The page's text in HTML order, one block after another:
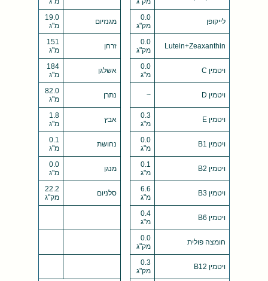
לייקופן
0.0
מק"ג
מגנזיום
19.0
מ"ג
Lutein+Zeaxanthin
0.0
מק"ג
זרחן
151
מ"ג
ויטמין C
0.0
מ"ג
אשלגן
184
מ"ג
ויטמין D ~ נתרן
82.0
מ"ג
ויטמין E
0.3
מ"ג
אבץ
1.8
מ"ג
ויטמין B1
0.0
מ"ג
נחושת
0.1
מ"ג
ויטמין B2
0.1
מ"ג
מנגן
0.0
מ"ג
ויטמין B3
6.6
מ"ג
סלניום
22.2
מק"ג
ויטמין B6
0.4
מ"ג
חומצה פולית
0.0
מק"ג
ויטמין B12
0.3
מק"ג